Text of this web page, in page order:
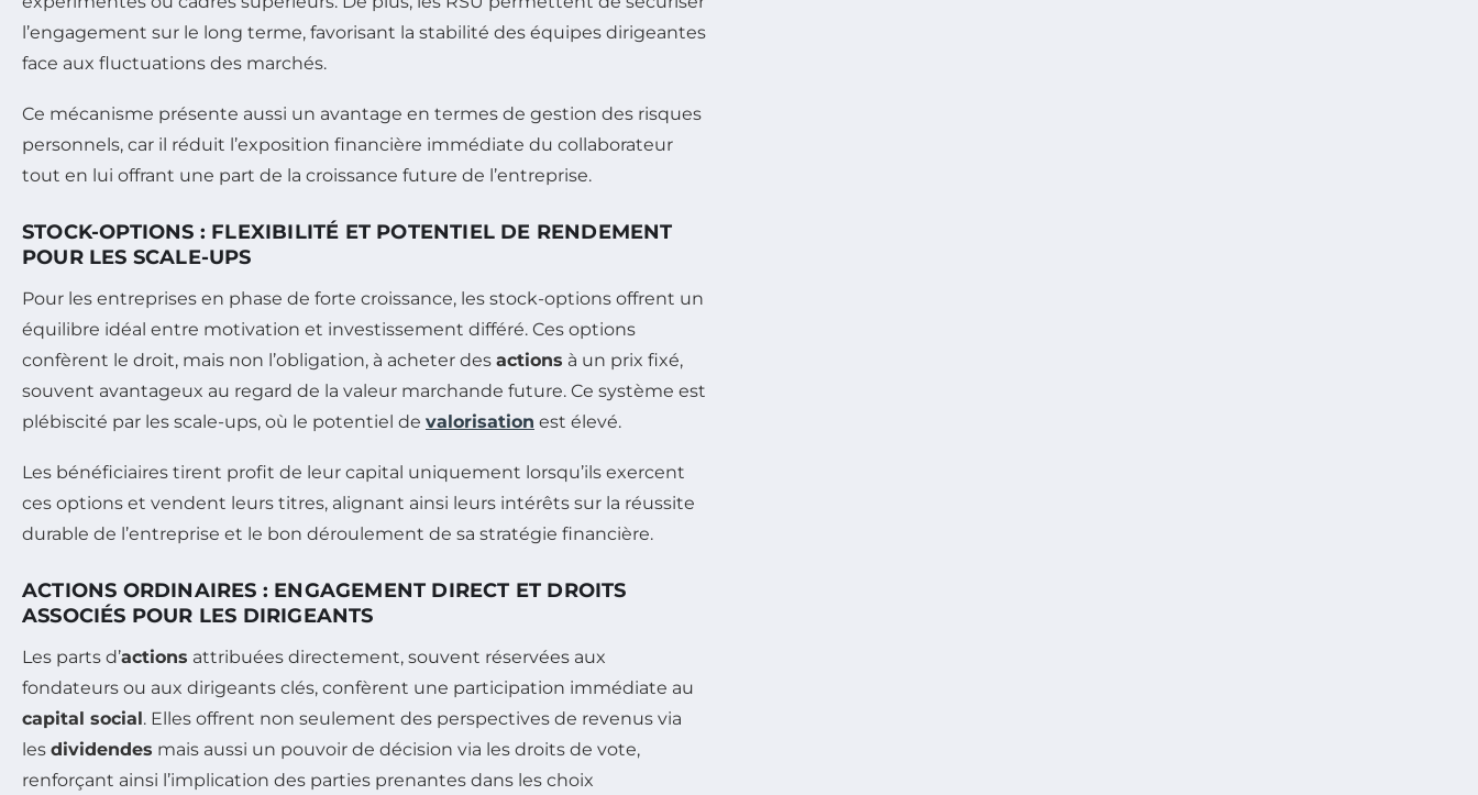
l’engagement sur le long terme, favorisant la stabilité des équipes dirigeantes
face aux fluctuations des marchés.
Ce mécanisme présente aussi un avantage en termes de gestion des risques
personnels, car il réduit l’exposition financière immédiate du collaborateur
tout en lui offrant une part de la croissance future de l’entreprise.
STOCK-OPTIONS : FLEXIBILITÉ ET POTENTIEL DE RENDEMENT
POUR LES SCALE-UPS
Pour les entreprises en phase de forte croissance, les stock-options offrent un
équilibre idéal entre motivation et investissement différé. Ces options
confèrent le droit, mais non l’obligation, à acheter des actions à un prix fixé,
souvent avantageux au regard de la valeur marchande future. Ce système est
plébiscité par les scale-ups, où le potentiel de valorisation est élevé.
Les bénéficiaires tirent profit de leur capital uniquement lorsqu’ils exercent
ces options et vendent leurs titres, alignant ainsi leurs intérêts sur la réussite
durable de l’entreprise et le bon déroulement de sa stratégie financière.
ACTIONS ORDINAIRES : ENGAGEMENT DIRECT ET DROITS
ASSOCIÉS POUR LES DIRIGEANTS
Les parts d’actions attribuées directement, souvent réservées aux
fondateurs ou aux dirigeants clés, confèrent une participation immédiate au
capital social . Elles offrent non seulement des perspectives de revenus via
les dividendes mais aussi un pouvoir de décision via les droits de vote,
renforçant ainsi l’implication des parties prenantes dans les choix